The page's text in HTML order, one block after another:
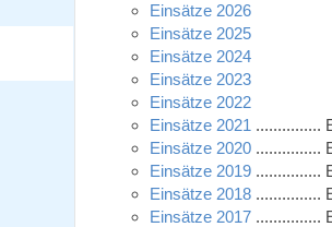
Einsätze 2026
Einsätze 2025
Einsätze 2024
Einsätze 2023
Einsätze 2022
Einsätze 2021 ...............
Einsätze 2020 ...............
Einsätze 2019 ...............
Einsätze 2018 ...............
Einsätze 2017 ...............